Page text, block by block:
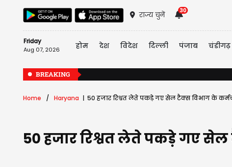
राज्य चुनें
30
Friday
Aug 07, 2026 होम देश विदेश दिल्ली पंजाब चंडीगढ़
BREAKING
Home Haryana 50 हजार रिश्वत लेते पकड़े गए सेल टैक्स विभाग के
50 हजार रिश्वत लेते पकड़े गए सेल